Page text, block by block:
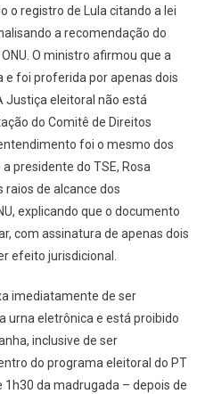
o registro de Lula citando a lei
a recomendação do
O ministro afirmou que a
e foi proferida por apenas dois
Justiça eleitoral não está
do Comitê de Direitos
foi o mesmo dos
presidente do TSE, Rosa
raios de alcance dos
explicando que o documento
com assinatura de apenas dois
efeito jurisdicional.
imediatamente de ser
urna eletrônica e está proibido
inclusive de ser
do programa eleitoral do PT
1h30 da madrugada – depois de